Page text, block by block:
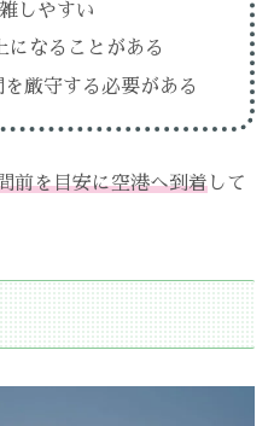
しやすい
になることがある
厳守する必要がある
前を目安に空港へ到着 して